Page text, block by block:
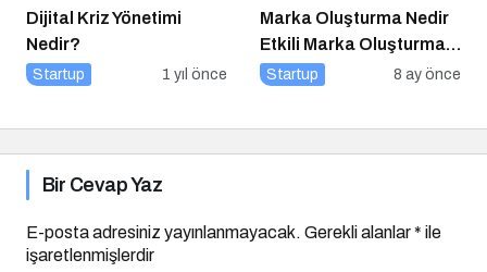
Dijital Kriz Yönetimi
Nedir?
Startup 1 yıl önce
Marka Oluşturma Nedir
Etkili Marka Oluşturma
için 10 Altın İpucu
Startup 8 ay önce
Bir Cevap Yaz
E-posta adresiniz yayınlanmayacak. Gerekli alanlar* ile
işaretlenmişlerdir